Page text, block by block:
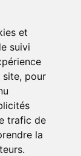
et
suivi
pour
trafic de
la